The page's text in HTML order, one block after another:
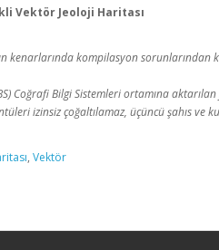
Vektör Jeoloji Haritası
kenarlarında kompilasyon
Coğrafi Bilgi Sistemleri ortamına
izinsiz çoğaltılamaz, üçüncü şahıs ve
, Vektör